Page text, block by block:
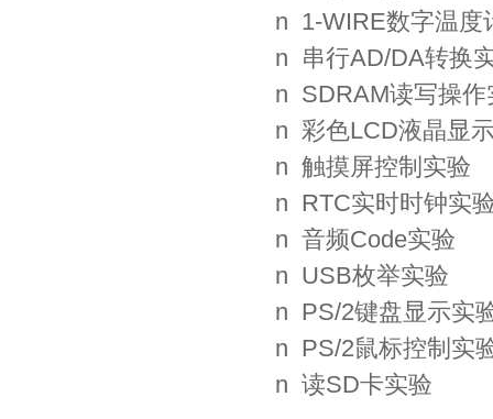
n 1-WIRE数字温度
n 串行AD/DA转换
n SDRAM读写操作
n 彩色LCD液晶显
n 触摸屏控制实验
n RTC实时时钟实
n 音频Code实验
n USB枚举实验
n PS/2键盘显示实
n PS/2鼠标控制实
n 读SD卡实验